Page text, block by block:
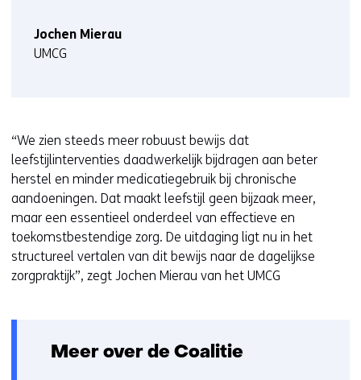
)
Jochen Mierau
UMCG
“We zien steeds meer robuust bewijs dat
leefstijlinterventies daadwerkelijk bijdragen aan beter
herstel en minder medicatiegebruik bij chronische
aandoeningen. Dat maakt leefstijl geen bijzaak meer,
maar een essentieel onderdeel van effectieve en
toekomstbestendige zorg. De uitdaging ligt nu in het
structureel vertalen van dit bewijs naar de dagelijkse
zorgpraktijk”, zegt Jochen Mierau van het UMCG
Meer over de Coalitie